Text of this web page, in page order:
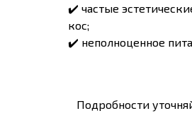
✔️ частые
кос;
✔️ неполноценное
Подробности